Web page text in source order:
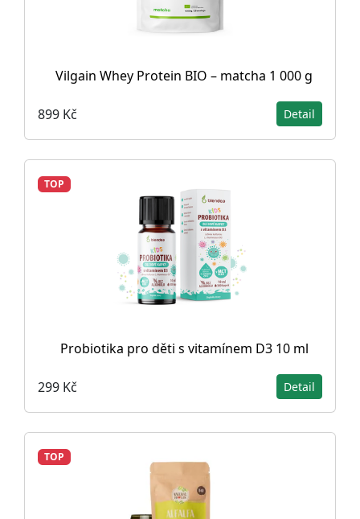
Vilgain Whey Protein BIO – matcha 1 000 g
899 Kč Detail
TOP
Probiotika pro děti s vitamínem D3 10 ml
299 Kč Detail
TOP